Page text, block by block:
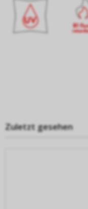
Zuletzt gesehen